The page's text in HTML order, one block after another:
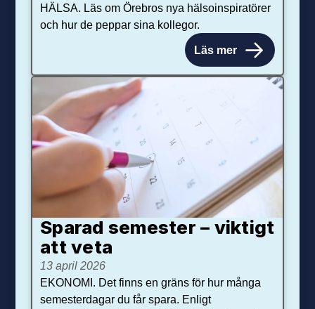
HÄLSA. Läs om Örebros nya hälsoinspiratörer
och hur de peppar sina kollegor.
Läs mer
Sparad semester – viktigt
att veta
13 april 2026
EKONOMI. Det finns en gräns för hur många
semesterdagar du får spara. Enligt